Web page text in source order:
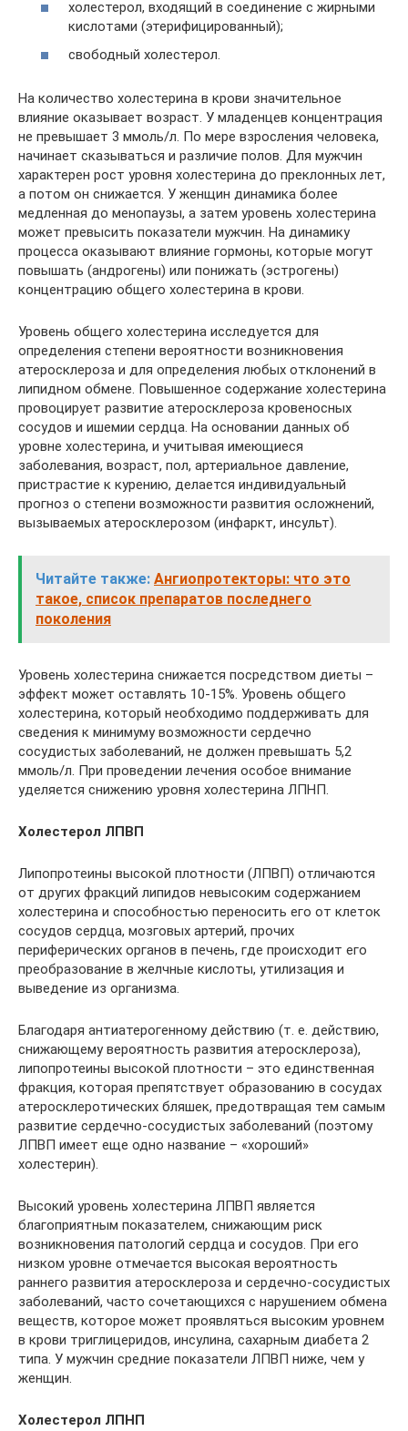
холестерол, входящий в соединение с жирными
кислотами (этерифицированный);
свободный холестерол.
На количество холестерина в крови значительное
влияние оказывает возраст. У младенцев концентрация
не превышает 3 ммоль/л. По мере взросления человека,
начинает сказываться и различие полов. Для мужчин
характерен рост уровня холестерина до преклонных лет,
а потом он снижается. У женщин динамика более
медленная до менопаузы, а затем уровень холестерина
может превысить показатели мужчин. На динамику
процесса оказывают влияние гормоны, которые могут
повышать (андрогены) или понижать (эстрогены)
концентрацию общего холестерина в крови.
Уровень общего холестерина исследуется для
определения степени вероятности возникновения
атеросклероза и для определения любых отклонений в
липидном обмене. Повышенное содержание холестерина
провоцирует развитие атеросклероза кровеносных
сосудов и ишемии сердца. На основании данных об
уровне холестерина, и учитывая имеющиеся
заболевания, возраст, пол, артериальное давление,
пристрастие к курению, делается индивидуальный
прогноз о степени возможности развития осложнений,
вызываемых атеросклерозом (инфаркт, инсульт).
Читайте также: Ангиопротекторы: что это
такое, список препаратов последнего
поколения
Уровень холестерина снижается посредством диеты –
эффект может оставлять 10-15%. Уровень общего
холестерина, который необходимо поддерживать для
сведения к минимуму возможности сердечно
сосудистых заболеваний, не должен превышать 5,2
ммоль/л. При проведении лечения особое внимание
уделяется снижению уровня холестерина ЛПНП.
Холестерол ЛПВП
Липопротеины высокой плотности (ЛПВП) отличаются
от других фракций липидов невысоким содержанием
холестерина и способностью переносить его от клеток
сосудов сердца, мозговых артерий, прочих
периферических органов в печень, где происходит его
преобразование в желчные кислоты, утилизация и
выведение из организма.
Благодаря антиатерогенному действию (т. е. действию,
снижающему вероятность развития атеросклероза),
липопротеины высокой плотности – это единственная
фракция, которая препятствует образованию в сосудах
атеросклеротических бляшек, предотвращая тем самым
развитие сердечно-сосудистых заболеваний (поэтому
ЛПВП имеет еще одно название – «хороший»
холестерин).
Высокий уровень холестерина ЛПВП является
благоприятным показателем, снижающим риск
возникновения патологий сердца и сосудов. При его
низком уровне отмечается высокая вероятность
раннего развития атеросклероза и сердечно-сосудистых
заболеваний, часто сочетающихся с нарушением обмена
веществ, которое может проявляться высоким уровнем
в крови триглицеридов, инсулина, сахарным диабета 2
типа. У мужчин средние показатели ЛПВП ниже, чем у
женщин.
Холестерол ЛПНП